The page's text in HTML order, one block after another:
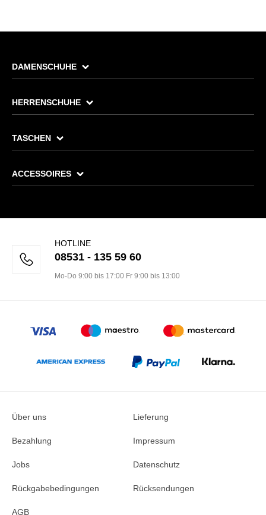
DAMENSCHUHE
HERRENSCHUHE
TASCHEN
ACCESSOIRES
HOTLINE
08531 - 135 59 60
Mo-Do 9:00 bis 17:00 Fr 9:00 bis 13:00
Über uns Lieferung
Bezahlung Impressum
Jobs Datenschutz
Rückgabebedingungen Rücksendungen
AGB